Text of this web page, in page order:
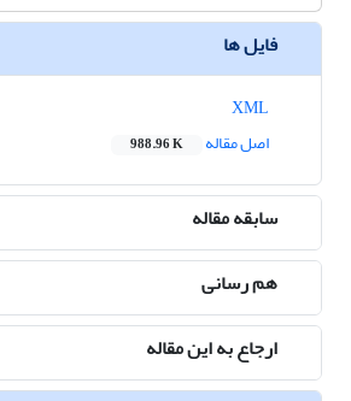
فایل ها
اصل مقاله
988.96 K
سابقه مقاله
هم رسانی
ارجاع به این مقاله